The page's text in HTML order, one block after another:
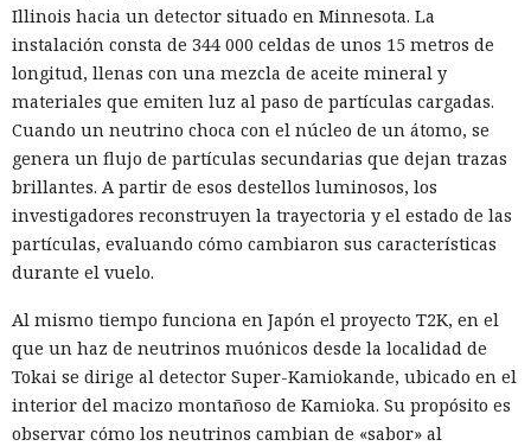
Illinois hacia un detector situado en Minnesota. La
instalación consta de 344 000 celdas de unos 15 metros de
longitud, llenas con una mezcla de aceite mineral y
materiales que emiten luz al paso de partículas cargadas.
Cuando un neutrino choca con el núcleo de un átomo, se
genera un flujo de partículas secundarias que dejan trazas
brillantes. A partir de esos destellos luminosos, los
investigadores reconstruyen la trayectoria y el estado de las
partículas, evaluando cómo cambiaron sus características
durante el vuelo.
Al mismo tiempo funciona en Japón el proyecto T2K, en el
que un haz de neutrinos muónicos desde la localidad de
Tokai se dirige al detector Super-Kamiokande, ubicado en el
interior del macizo montañoso de Kamioka. Su propósito es
observar cómo los neutrinos cambian de «sabor» al